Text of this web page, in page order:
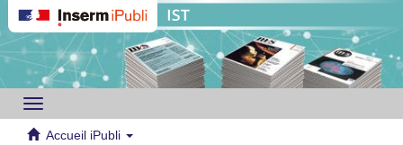
Toggle
navigation
Accueil iPubli